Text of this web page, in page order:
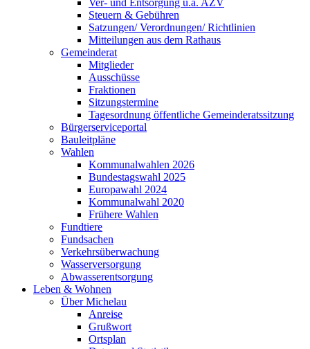
Ver- und Entsorgung u.a. AZV
Steuern & Gebühren
Satzungen/ Verordnungen/ Richtlinien
Mitteilungen aus dem Rathaus
Gemeinderat
Mitglieder
Ausschüsse
Fraktionen
Sitzungstermine
Tagesordnung öffentliche Gemeinderatssitzung
Bürgerserviceportal
Bauleitpläne
Wahlen
Kommunalwahlen 2026
Bundestagswahl 2025
Europawahl 2024
Kommunalwahl 2020
Frühere Wahlen
Fundtiere
Fundsachen
Verkehrsüberwachung
Wasserversorgung
Abwasserentsorgung
Leben & Wohnen
Über Michelau
Anreise
Grußwort
Ortsplan